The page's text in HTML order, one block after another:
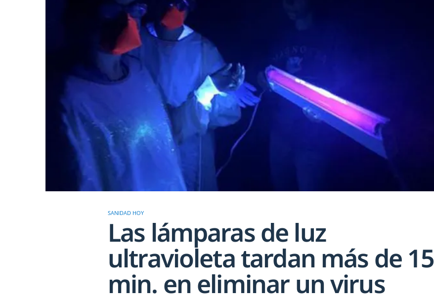
SANIDAD HOY
Las lámparas de luz
ultravioleta tardan más de 15
min. en eliminar un virus